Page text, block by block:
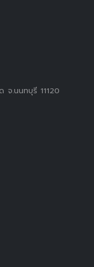
จ.นนทบุรี 11120